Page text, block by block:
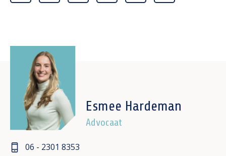
Esmee Hardeman
Advocaat
06 - 2301 8353